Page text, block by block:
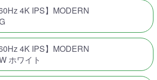
4K IPS】MODERN
4K IPS】MODERN
ホワイト